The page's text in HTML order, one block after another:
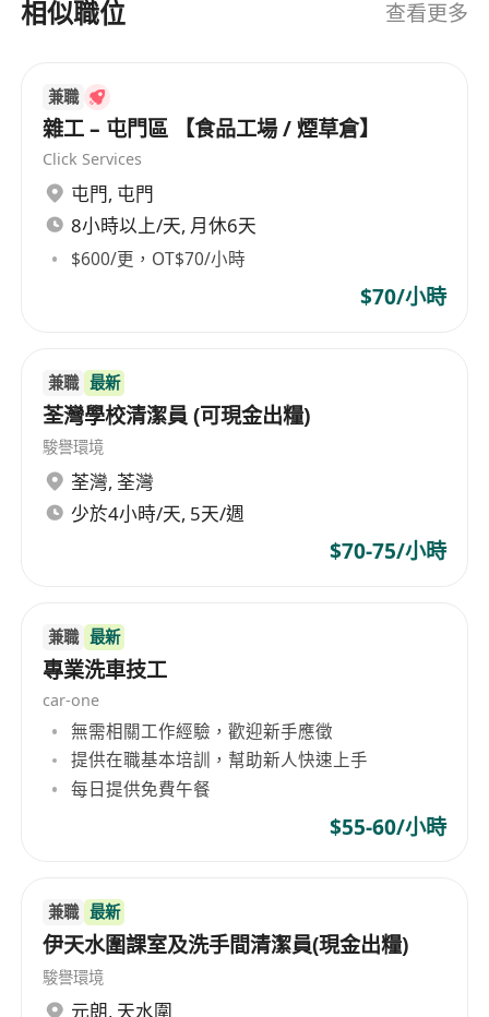
相似職位 查看更多
兼職
雜工 – 屯門區 【食品工場 / 煙草倉】
Click Services
屯門, 屯門
8小時以上/天, 月休6天
$600/更，OT$70/小時
$70/小時
兼職 最新
荃灣學校清潔員 (可現金出糧)
駿譽環境
荃灣, 荃灣
少於4小時/天, 5天/週
$70-75/小時
兼職 最新
專業洗車技工
car-one
無需相關工作經驗，歡迎新手應徵
提供在職基本培訓，幫助新人快速上手
每日提供免費午餐
$55-60/小時
兼職 最新
伊天水圍課室及洗手間清潔員(現金出糧)
駿譽環境
元朗, 天水圍